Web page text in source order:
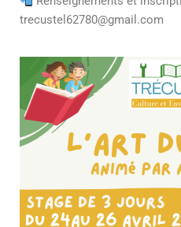
trecustel62780@gmail.com